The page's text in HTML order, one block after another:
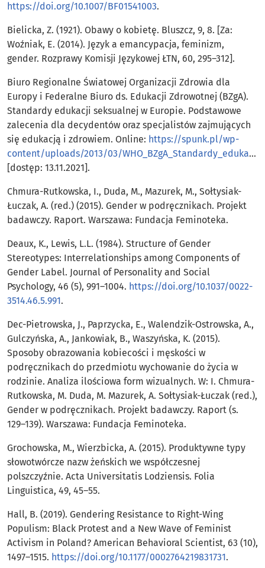
https://doi.org/10.1007/BF01541003.
Bielicka, Z. (1921). Obawy o kobietę. Bluszcz, 9, 8. [Za:
Woźniak, E. (2014). Język a emancypacja, feminizm,
gender. Rozprawy Komisji Językowej ŁTN, 60, 295–312].
Biuro Regionalne Światowej Organizacji Zdrowia dla
Europy i Federalne Biuro ds. Edukacji Zdrowotnej (BZgA).
Standardy edukacji seksualnej w Europie. Podstawowe
zalecenia dla decydentów oraz specjalistów zajmujących
się edukacją i zdrowiem. Online: https://spunk.pl/wp-
content/uploads/2013/03/WHO_BZgA_Standardy_edukacji_seksualnej.pdf
[dostęp: 13.11.2021].
Chmura-Rutkowska, I., Duda, M., Mazurek, M., Sołtysiak-
Łuczak, A. (red.) (2015). Gender w podręcznikach. Projekt
badawczy. Raport. Warszawa: Fundacja Feminoteka.
Deaux, K., Lewis, L.L. (1984). Structure of Gender
Stereotypes: Interrelationships among Components of
Gender Label. Journal of Personality and Social
Psychology, 46 (5), 991–1004. https://doi.org/10.1037/0022-
3514.46.5.991.
Dec-Pietrowska, J., Paprzycka, E., Walendzik-Ostrowska, A.,
Gulczyńska, A., Jankowiak, B., Waszyńska, K. (2015).
Sposoby obrazowania kobiecości i męskości w
podręcznikach do przedmiotu wychowanie do życia w
rodzinie. Analiza ilościowa form wizualnych. W: I. Chmura-
Rutkowska, M. Duda, M. Mazurek, A. Sołtysiak-Łuczak (red.),
Gender w podręcznikach. Projekt badawczy. Raport (s.
129–139). Warszawa: Fundacja Feminoteka.
Grochowska, M., Wierzbicka, A. (2015). Produktywne typy
słowotwórcze nazw żeńskich we współczesnej
polszczyźnie. Acta Universitatis Lodziensis. Folia
Linguistica, 49, 45–55.
Hall, B. (2019). Gendering Resistance to Right-Wing
Populism: Black Protest and a New Wave of Feminist
Activism in Poland? American Behavioral Scientist, 63 (10),
1497–1515. https://doi.org/10.1177/0002764219831731.